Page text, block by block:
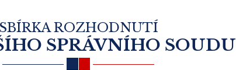
SBÍRKA ROZHODNUTÍ
SPRÁVNÍHO SOUDU